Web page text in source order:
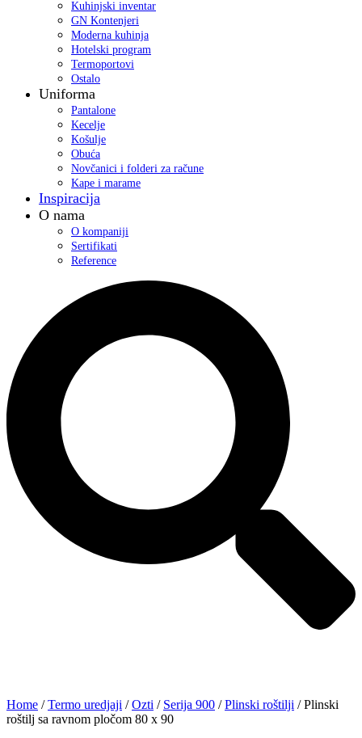
Kuhinjski inventar
GN Kontenjeri
Moderna kuhinja
Hotelski program
Termoportovi
Ostalo
Uniforma
Pantalone
Kecelje
Košulje
Obuća
Novčanici i folderi za račune
Kape i marame
Inspiracija
O nama
O kompaniji
Sertifikati
Reference
Home /Termo uredjaji /Ozti / Serija 900 /Plinski roštilji / Plinski
roštilj sa ravnom pločom 80 x 90